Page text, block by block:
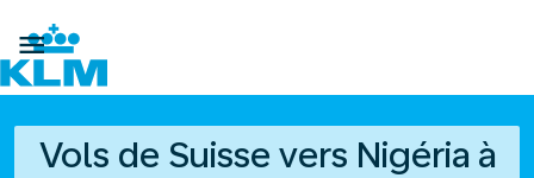

Vols de Suisse vers Nigéria à